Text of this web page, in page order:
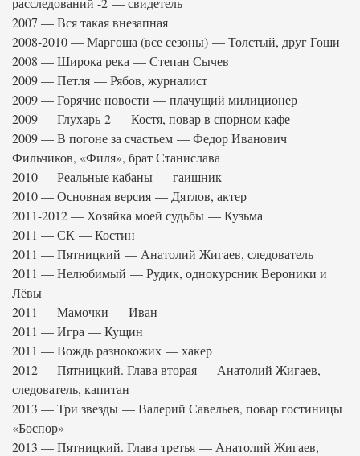
2007 — Вся такая внезапная
2008-2010 — Маргоша (все сезоны) — Толстый, друг Гоши
2008 — Широка река — Степан Сычев
2009 — Петля — Рябов, журналист
2009 — Горячие новости — плачущий милиционер
2009 — Глухарь-2 — Костя, повар в спорном кафе
2009 — В погоне за счастьем — Федор Иванович
Фильчиков, «Филя», брат Станислава
2010 — Реальные кабаны — гаишник
2010 — Основная версия — Дятлов, актер
2011-2012 — Хозяйка моей судьбы — Кузьма
2011 — СК — Костин
2011 — Пятницкий — Анатолий Жигаев, следователь
2011 — Нелюбимый — Рудик, однокурсник Вероники и
Лёвы
2011 — Мамочки — Иван
2011 — Игра — Кущин
2011 — Вождь разнокожих — хакер
2012 — Пятницкий. Глава вторая — Анатолий Жигаев,
следователь, капитан
2013 — Три звезды — Валерий Савельев, повар гостиницы
«Боспор»
2013 — Пятницкий. Глава третья — Анатолий Жигаев,